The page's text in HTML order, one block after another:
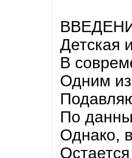
Детская
В
Одним из
По
Однако,